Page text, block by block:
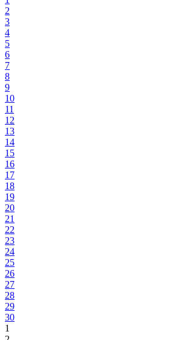
2
3
4
5
6
7
8
9
10
11
12
13
14
15
16
17
18
19
20
21
22
23
24
25
26
27
28
29
30
1